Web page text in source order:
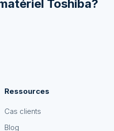
Toshiba?
Ressources
Cas clients
Blog